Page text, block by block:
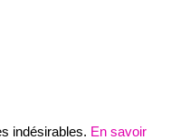
indésirables. En savoir